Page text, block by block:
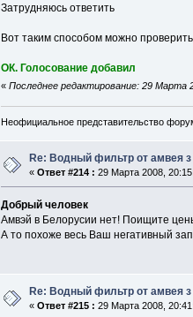
Затрудняюсь ответить
Вот таким способом можно
ОК. Голосование добавил
« Последнее редактирование: 29 Марта
Неофициальное представительство
Re: Водный фильтр от амвея з
«Ответ #214 : 29 Марта 2008,
Добрый человек
Амвэй в Белорусии нет! Поищите
А то похоже весь Ваш негативный
Re: Водный фильтр от амвея з
«Ответ #215 : 29 Марта 2008,